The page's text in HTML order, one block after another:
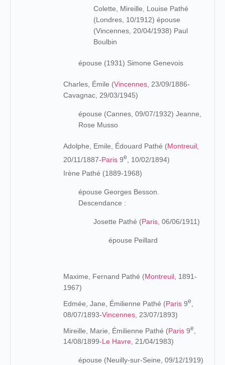
Colette, Mireille, Louise Pathé
(Londres, 10/1912) épouse
(Vincennes, 20/04/1938) Paul
Boulbin
épouse (1931) Simone Genevois
Charles, Émile (Vincennes, 23/09/1886-
Cavagnac, 29/03/1945)
épouse (Cannes, 09/07/1932) Jeanne,
Rose Musso
Adolphe, Emile, Édouard Pathé (Montreuil,
20/11/1887-Paris 9e
, 10/02/1894)
Irène Pathé (1889-1968)
épouse Georges Besson.
Descendance :
Josette Pathé (Paris , 06/06/1911)
épouse Peillard
Maxime, Fernand Pathé (Montreuil , 1891-
1967)
Edmée, Jane, Émilienne Pathé (Paris 9e
08/07/1893-Vincennes , 23/07/1893)
Mireille, Marie, Émilienne Pathé (Paris 9e
14/08/1899-Le Havre, 21/04/1983)
épouse (Neuilly-sur-Seine, 09/12/1919)